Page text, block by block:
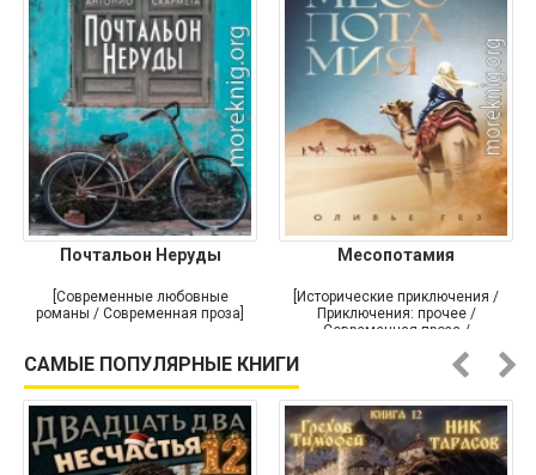
Почтальон Неруды
[Современные любовные
романы / Современная проза]
Месопотамия
[Исторические приключения /
Приключения: прочее /
Современная проза /
САМЫЕ ПОПУЛЯРНЫЕ КНИГИ